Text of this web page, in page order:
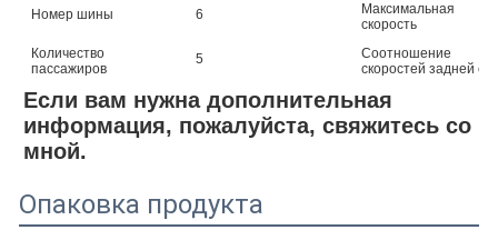
Номер шины 6
Максимальная
скорость
Количество
пассажиров
5
Соотношение
скоростей задней
Если вам нужна дополнительная
информация, пожалуйста, свяжитесь со
мной.
Опаковка продукта